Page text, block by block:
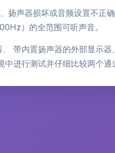
扬声器损坏或音频设置不正
）的全范围可听声音。
带内置扬声器的外部显示器
进行测试并仔细比较两个通